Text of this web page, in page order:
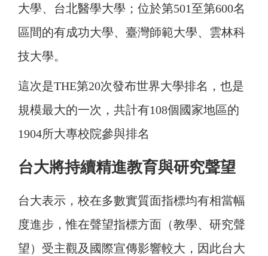
大學、台北醫學大學；位於第501至第600名
區間的有成功大學、臺灣師範大學、雲林科
技大學。
這次是THE第20次發布世界大學排名，也是
規模最大的一次，共計有108個國家地區的
1904所大專校院參與排名
台大將持續精進教育與研究聲望
台大表示，校在多數實質面指標均有相當幅
度進步，惟在聲望指標方面（教學、研究聲
望）受主觀及國際宣傳影響較大，因此台大